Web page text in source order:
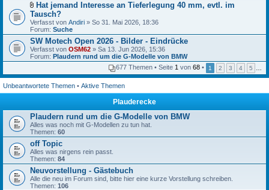
D
a
t
e
i
a
n
h
n
g
Hat jemand Interesse an Tieferlegung 40 mm, evtl. im
Tausch?
Verfasst von Andiri » So 31. Mai 2026, 18:36
Forum: Suche
SW Motech Open 2026 - Bilder - Eindrücke
Verfasst von OSM62 » Sa 13. Jun 2026, 15:36
Forum: Plaudern rund um die G-Modelle von BMW
677 Themen • Seite 1 von 68 • 1 2 3 4 5
Unbeantwortete Themen • Aktive Themen
Plauderecke
Plaudern rund um die G-Modelle von BMW
Alles was noch mit G-Modellen zu tun hat.
Themen: 60
off Topic
Alles was nirgens rein passt.
Themen: 84
Neuvorstellung - Gästebuch
Alle die neu im Forum sind, bitte hier eine kurze Vorstellung schreiben.
Themen: 106